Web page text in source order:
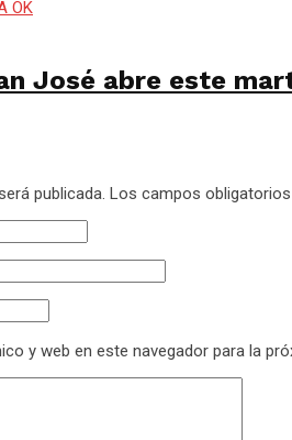
José abre este
publicada. Los campos
y web en este navegador para la